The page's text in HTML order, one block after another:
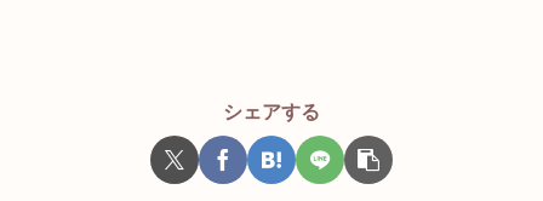
シェアする